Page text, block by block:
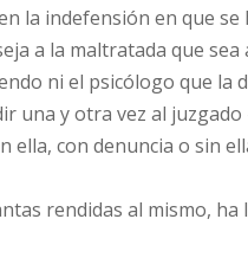
la indefensión en que
a la maltratada que
ni el psicólogo que la
una y otra vez al
con denuncia o sin
rendidas al mismo,